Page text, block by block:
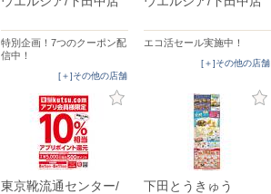
特別企画！7つのクーポン配
信中！
[＋]その他の店舗
エコ活セール実施中！
[＋]その他の店舗
東京靴流通センター/
下田とうきゅう